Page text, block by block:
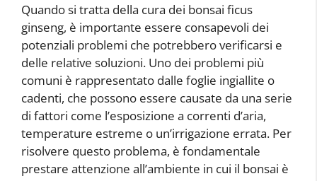
Quando si tratta della cura dei bonsai ficus
ginseng, è importante essere consapevoli dei
potenziali problemi che potrebbero verificarsi e
delle relative soluzioni. Uno dei problemi più
comuni è rappresentato dalle foglie ingiallite o
cadenti, che possono essere causate da una serie
di fattori come l’esposizione a correnti d’aria,
temperature estreme o un’irrigazione errata. Per
risolvere questo problema, è fondamentale
prestare attenzione all’ambiente in cui il bonsai è